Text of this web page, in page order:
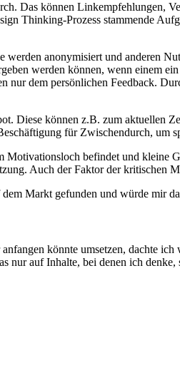
Das können Linkempfehlungen,
Thinking-Prozess stammende
anonymisiert und anderen
werden können, wenn einem
dem persönlichen Feedback.
Diese können z.B. zum aktuellen
für Zwischendurch, um
Motivationsloch befindet und
Auch der Faktor der kritischen
Markt gefunden und würde mir
könnte umsetzen, dachte
auf Inhalte, bei denen ich denke,